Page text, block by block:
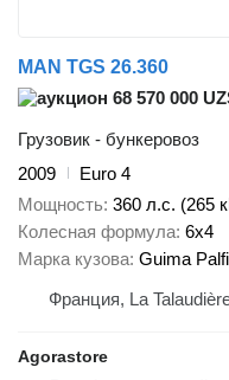
MAN TGS 26.360
68 570 000
Грузовик - бункеровоз
2009
Euro 4
Мощность 360 л.с. (265
Колесная формула 6x4
Марка кузова Guima
Франция, La
Agorastore